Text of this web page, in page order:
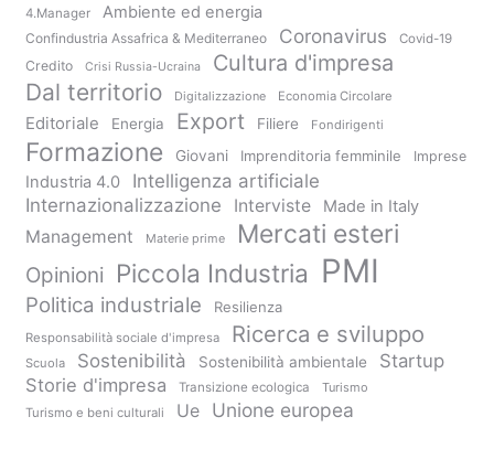
4.Manager Ambiente ed energia
Confindustria Assafrica & Mediterraneo Coronavirus Covid-19
Credito Crisi Russia-Ucraina Cultura d'impresa
Dal territorio Digitalizzazione Economia Circolare
Editoriale Energia Export Filiere Fondirigenti
Formazione Giovani Imprenditoria femminile Imprese
Industria 4.0
Intelligenza artificiale
Internazionalizzazione
Interviste Made in Italy
Management Materie prime Mercati esteri
Opinioni Piccola Industria PMI
Politica industriale Resilienza
Responsabilità sociale d'impresa Ricerca e sviluppo
Scuola Sostenibilità Sostenibilità ambientale
Startup
Storie d'impresa
Transizione ecologica
Turismo
Turismo e beni culturali
Ue Unione europea